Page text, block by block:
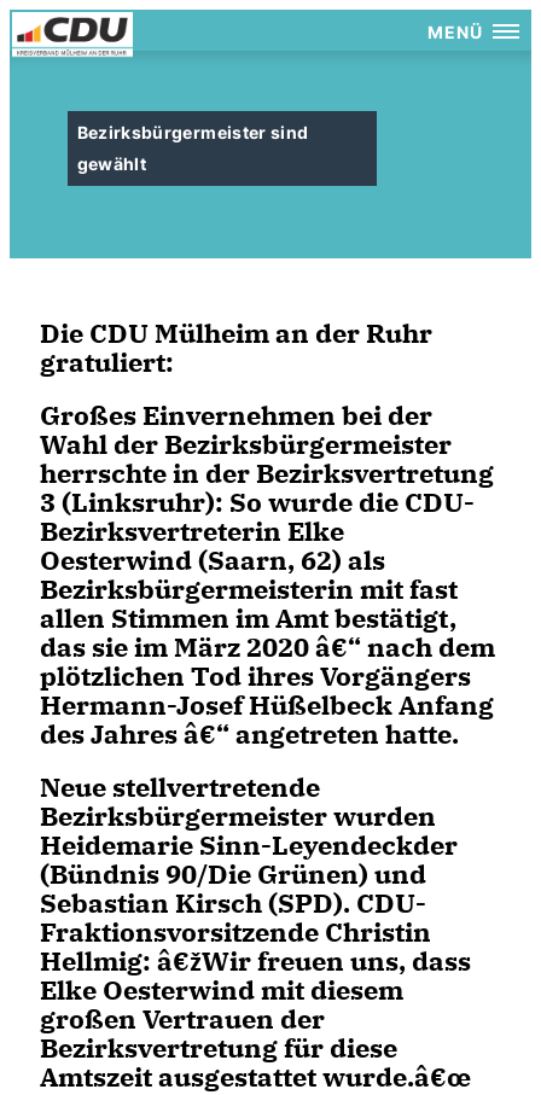
MENÜ
Bezirksbürgermeister sind
gewählt
Die CDU Mülheim an der Ruhr
gratuliert:
Großes Einvernehmen bei der
Wahl der Bezirksbürgermeister
herrschte in derBezirksvertretung
3 (Linksruhr): So wurde die CDU-
Bezirksvertreterin Elke
Oesterwind(Saarn, 62) als
Bezirksbürgermeisterin mit fast
allen Stimmen im Amt bestätigt,
das sie im März 2020 â€“ nach dem
plötzlichen Tod ihres Vorgängers
Hermann-Josef Hüßelbeck Anfang
des Jahres â€“ angetreten hatte.
Neue stellvertretende
Bezirksbürgermeister wurden
Heidemarie Sinn-Leyendeckder
(Bündnis 90/Die Grünen) und
Sebastian Kirsch (SPD). CDU-
Fraktionsvorsitzende Christin
Hellmig: â€žWir freuen uns, dass
Elke Oesterwind mit diesem
großen Vertrauen der
Bezirksvertretung für diese
Amtszeit ausgestattet wurde.â€œ